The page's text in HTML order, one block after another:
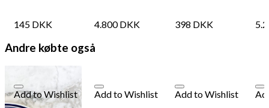
Add to Wishlist
Øreringe, S
Tilføj til kurv
Se kurvKasse
145 DKK 4.800DKK 398 DKK
Andre købte også
Add to Wishlist
Add to Wishlist
Add to Wishlist